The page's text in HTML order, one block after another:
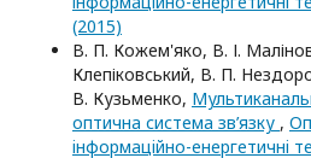
(2015)
В. П. Кожем'яко, В. І.
Клепіковський, В. П.
В. Кузьменко,
оптична система зв’язку ,
iнформацiйно-енергетичнi